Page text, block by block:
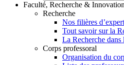
Faculté, Recherche & Innovation
Recherche
Nos filières
Tout savoir sur la
La Recherche dans
Corps professoral
Organisation du